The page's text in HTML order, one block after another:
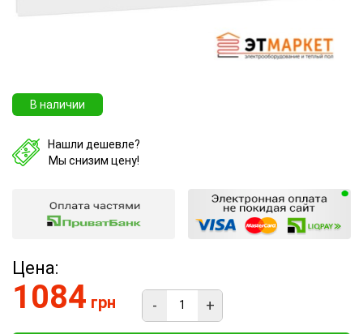
В наличии
Нашли дешевле?
Мы снизим цену!
Цена:
1084 грн - +